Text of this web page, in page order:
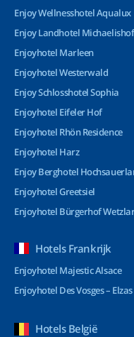
Enjoy Wellnesshotel Aqualux
Enjoy Landhotel Michaelishof
Enjoyhotel Marleen
Enjoyhotel Westerwald
Enjoy Schlosshotel Sophia
Enjoyhotel Eifeler Hof
Enjoyhotel Rhön Residence
Enjoyhotel Harz
Enjoy Berghotel
Enjoyhotel Greetsiel
Enjoyhotel Bürgerhof
Hotels Frankrijk
Enjoyhotel Majestic Alsace
Enjoyhotel Des Vosges – Elzas
Hotels België